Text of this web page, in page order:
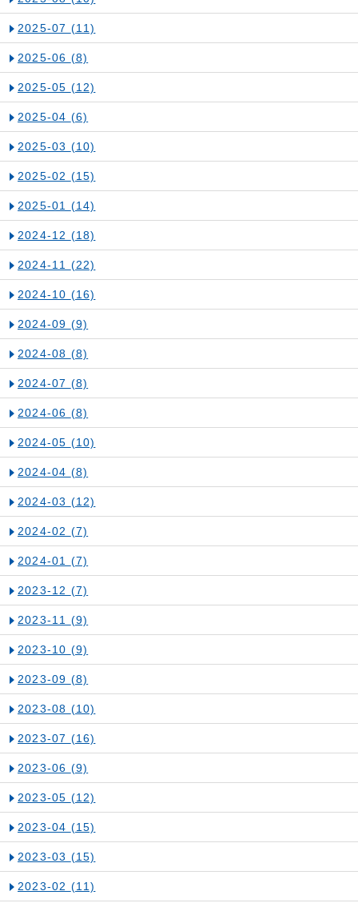
2025-07 (11)
2025-06 (8)
2025-05 (12)
2025-04 (6)
2025-03 (10)
2025-02 (15)
2025-01 (14)
2024-12 (18)
2024-11 (22)
2024-10 (16)
2024-09 (9)
2024-08 (8)
2024-07 (8)
2024-06 (8)
2024-05 (10)
2024-04 (8)
2024-03 (12)
2024-02 (7)
2024-01 (7)
2023-12 (7)
2023-11 (9)
2023-10 (9)
2023-09 (8)
2023-08 (10)
2023-07 (16)
2023-06 (9)
2023-05 (12)
2023-04 (15)
2023-03 (15)
2023-02 (11)